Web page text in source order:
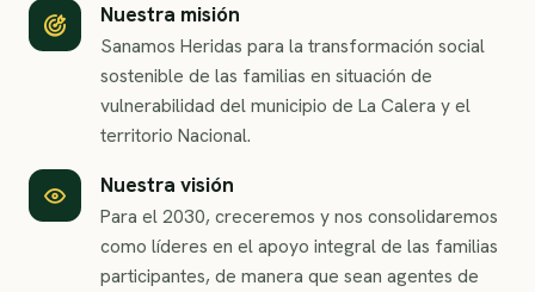
Nuestra misión
Sanamos Heridas para la transformación social
sostenible de las familias en situación de
vulnerabilidad del municipio de La Calera y el
territorio Nacional.
Nuestra visión
Para el 2030, creceremos y nos consolidaremos
como líderes en el apoyo integral de las familias
participantes, de manera que sean agentes de